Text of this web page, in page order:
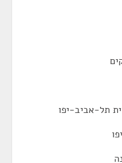
תל-אביב-יפו